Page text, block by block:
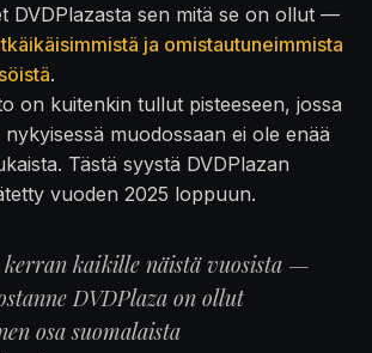
DVDPlazasta sen mitä se on ollut —
ja omistautuneimmista
.
on kuitenkin tullut pisteeseen, jossa
muodossaan ei ole enää
Tästä syystä DVDPlazan
vuoden 2025 loppuun.
kaikille näistä vuosista —
DVDPlaza on ollut
osa suomalaista